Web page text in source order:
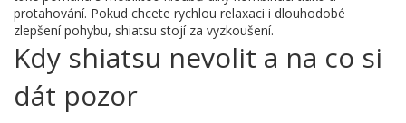
protahování. Pokud chcete rychlou relaxaci i dlouhodobé
zlepšení pohybu, shiatsu stojí za vyzkoušení.
Kdy shiatsu nevolit a na co si
dát pozor